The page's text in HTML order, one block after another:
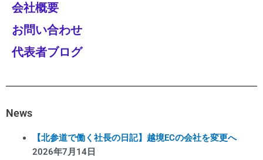
会社概要
お問い合わせ
代表者ブログ
News
【北参道で働く社長の日記】越境ECの会社を変更へ
2026年7月14日